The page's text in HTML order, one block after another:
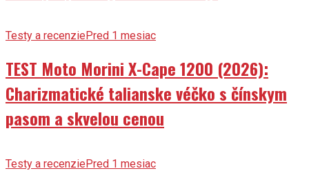
Testy a recenziePred 1 mesiac
TEST Moto Morini X-Cape 1200 (2026):
Charizmatické talianske véčko s čínskym
pasom a skvelou cenou
Testy a recenziePred 1 mesiac